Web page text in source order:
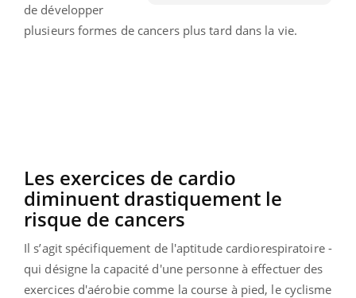
de développer
plusieurs formes de cancers plus tard dans la vie.
Les exercices de cardio
diminuent drastiquement le
risque de cancers
Il s’agit spécifiquement de l'aptitude cardiorespiratoire -
qui désigne la capacité d'une personne à effectuer des
exercices d'aérobie comme la course à pied, le cyclisme